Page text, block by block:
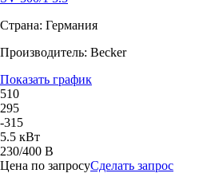
Страна: Германия
Производитель: Becker
Показать график
510
295
-315
5.5 кВт
230/400 В
Цена по запросуСделать запрос